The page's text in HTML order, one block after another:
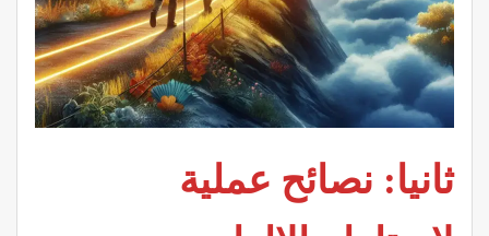
ثانيا: نصائح عملية